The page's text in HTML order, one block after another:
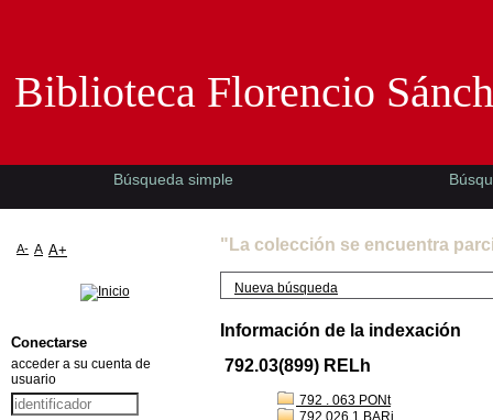
"La colección se encuentra
Nueva búsqueda
Información de la indexación
792.03(899) RELh
792 . 063 PONt
792 026.1 BARj
Biblioteca Florencio
Búsqueda simple
A- A A+
Conectarse
acceder a su cuenta de
usuario